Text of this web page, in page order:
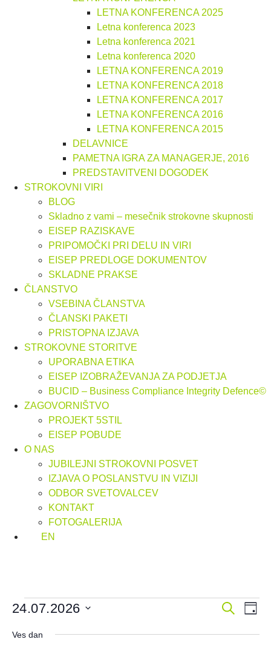
LETNA KONFERENCA 2025
Letna konferenca 2023
Letna konferenca 2021
Letna konferenca 2020
LETNA KONFERENCA 2019
LETNA KONFERENCA 2018
LETNA KONFERENCA 2017
LETNA KONFERENCA 2016
LETNA KONFERENCA 2015
DELAVNICE
PAMETNA IGRA ZA MANAGERJE, 2016
PREDSTAVITVENI DOGODEK
STROKOVNI VIRI
BLOG
Skladno z vami – mesečnik strokovne skupnosti
EISEP RAZISKAVE
PRIPOMOČKI PRI DELU IN VIRI
EISEP PREDLOGE DOKUMENTOV
SKLADNE PRAKSE
ČLANSTVO
VSEBINA ČLANSTVA
ČLANSKI PAKETI
PRISTOPNA IZJAVA
STROKOVNE STORITVE
UPORABNA ETIKA
EISEP IZOBRAŽEVANJA ZA PODJETJA
BUCID – Business Compliance Integrity Defence©
ZAGOVORNIŠTVO
PROJEKT 5STIL
EISEP POBUDE
O NAS
JUBILEJNI STROKOVNI POSVET
IZJAVA O POSLANSTVU IN VIZIJI
ODBOR SVETOVALCEV
KONTAKT
FOTOGALERIJA
EN
ISKANJE
DAN
24.07.2026
datum
Ves dan